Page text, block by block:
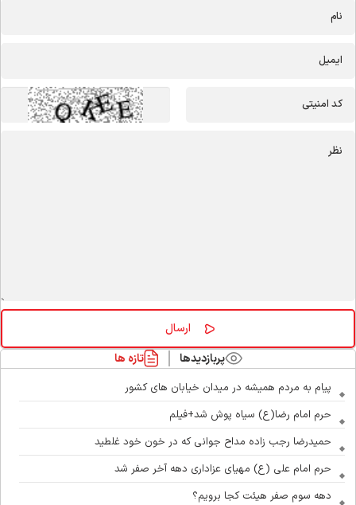
پربازدیدها تازه ها
پیام به مردم همیشه در میدان خیابان های کشور
حرم امام رضا(ع) سیاه پوش شد+فیلم
حمیدرضا رجب زاده مداح جوانی که در خون خود غلطید
حرم امام علی (ع) مهیای عزاداری دهه آخر صفر شد
دهه سوم صفر هیئت کجا برویم؟